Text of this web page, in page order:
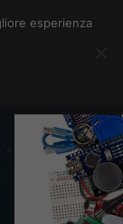
esperienza